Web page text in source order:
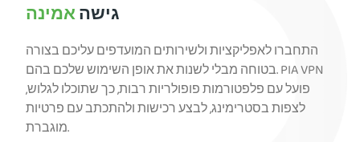
גישהאמינה
התחברו לאפליקציות ולשירותים המועדפים עליכם בצורה
בטוחה מבלי לשנות את אופן השימוש שלכם בהם. PIA VPN
פועל עם פלפטורמות פופולריות רבות, כך שתוכלו לגלוש,
לצפות בסטרימינג, לבצע רכישות ולהתכתב עם פרטיות
מוגברת.